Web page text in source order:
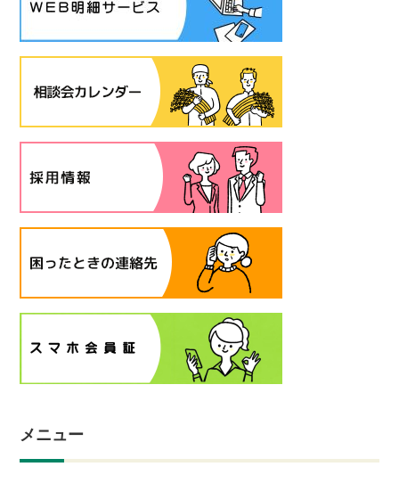
メニュー